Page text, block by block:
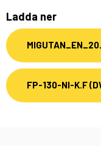
Ladda ner
FP-130-NI-K.F